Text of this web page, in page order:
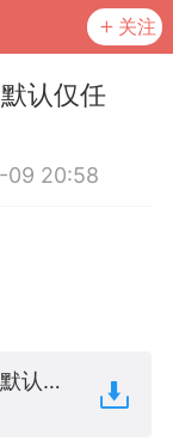
关注
认仅任
09 20:58
0-功能相关-获取经验调整(默认仅任务).rar